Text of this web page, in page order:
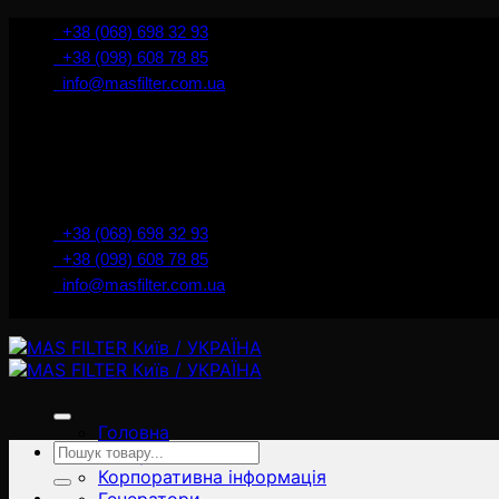
İçeriğe+38 (068) 698 32 93
+38 (098) 608 78 85
info@masfilter.com.ua
+38 (068) 698 32 93
+38 (098) 608 78 85
info@masfilter.com.ua
Головна
Товари
Корпоративна інформація
Ara: